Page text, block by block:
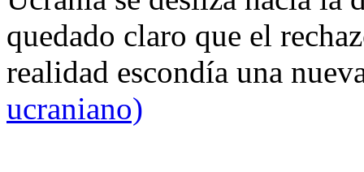
quedado claro que el
realidad escondía una
ucraniano)